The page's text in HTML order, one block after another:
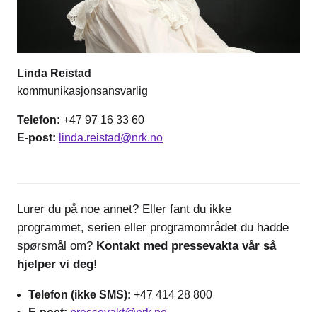
Linda Reistad
kommunikasjonsansvarlig
Telefon: +47 97 16 33 60
E-post: linda.reistad@nrk.no
Lurer du på noe annet? Eller fant du ikke
programmet, serien eller programområdet du hadde
spørsmål om? Kontakt med pressevakta vår så
hjelper vi deg!
Telefon (ikke SMS): +47 414 28 800